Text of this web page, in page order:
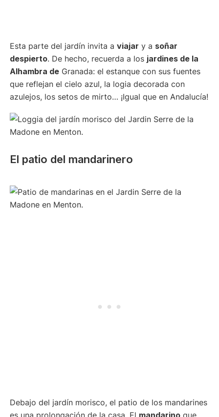
Esta parte del jardín invita a viajar y a soñar
despierto. De hecho, recuerda a los jardines de la
Alhambra de Granada: el estanque con sus fuentes
que reflejan el cielo azul, la logia decorada con
azulejos, los setos de mirto… ¡Igual que en Andalucía!
El patio del mandarinero
Debajo del jardín morisco, el patio de los mandarines